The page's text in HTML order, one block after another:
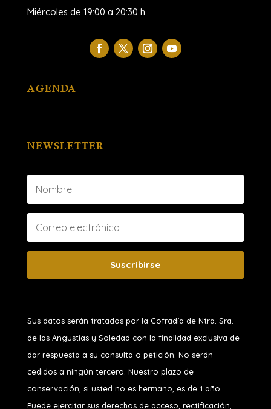
Miércoles de 19:00 a 20:30 h.
AGENDA
NEWSLETTER
Suscribirse
Sus datos serán tratados por la Cofradía de Ntra. Sra.
de las Angustias y Soledad con la finalidad exclusiva de
dar respuesta a su consulta o petición. No serán
cedidos a ningún tercero. Nuestro plazo de
conservación, si usted no es hermano, es de 1 año.
Puede ejercitar sus derechos de acceso, rectificación,